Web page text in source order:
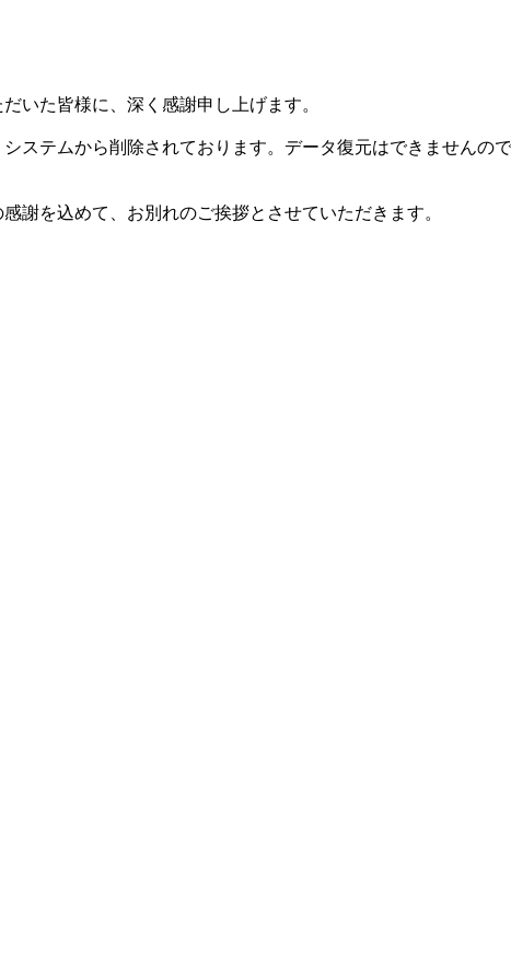
いた皆様に、深く感謝申し上げます。
ステムから削除されております。データ復元はできませんの
謝を込めて、お別れのご挨拶とさせていただきます。